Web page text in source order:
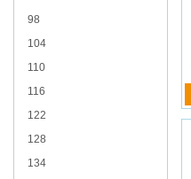
98
104
110
116
122
128
134